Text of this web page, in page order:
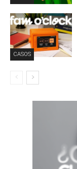
CASOS